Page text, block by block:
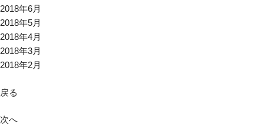
2018年6月
2018年5月
2018年4月
2018年3月
2018年2月
戻る
次へ